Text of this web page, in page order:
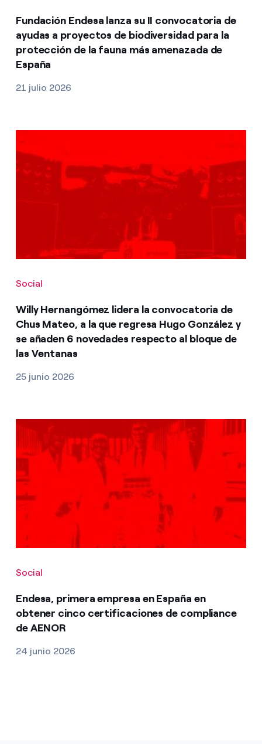
Fundación Endesa lanza su II convocatoria de
ayudas a proyectos de biodiversidad para la
protección de la fauna más amenazada de
España
21 julio 2026
Social
Willy Hernangómez lidera la convocatoria de
Chus Mateo, a la que regresa Hugo González y
se añaden 6 novedades respecto al bloque de
las Ventanas
25 junio 2026
Social
Endesa, primera empresa en España en
obtener cinco certificaciones de compliance
de AENOR
24 junio 2026